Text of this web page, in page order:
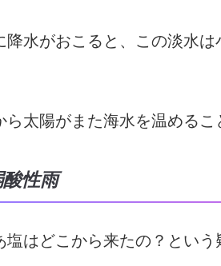
降水がおこると、この淡水
ら太陽がまた海水を温めるこ
酸性雨
塩はどこから来たの？という